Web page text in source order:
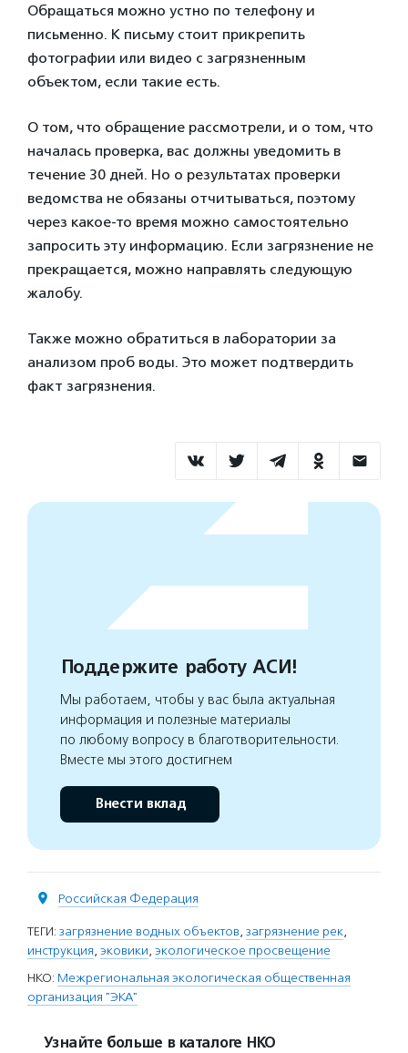
Обращаться можно устно по телефону и
письменно. К письму стоит прикрепить
фотографии или видео с загрязненным
объектом, если такие есть.
О том, что обращение рассмотрели, и о том, что
началась проверка, вас должны уведомить в
течение 30 дней. Но о результатах проверки
ведомства не обязаны отчитываться, поэтому
через какое-то время можно самостоятельно
запросить эту информацию. Если загрязнение не
прекращается, можно направлять следующую
жалобу.
Также можно обратиться в лаборатории за
анализом проб воды. Это может подтвердить
факт загрязнения.
Поддержите работу АСИ!
Мы работаем, чтобы у вас была актуальная
информация и полезные материалы
по любому вопросу в благотворительности.
Вместе мы этого достигнем
Внести вклад
Российская Федерация
ТЕГИ: загрязнение водных объектов, загрязнение рек,
инструкция, эковики, экологическое просвещение
НКО: Межрегиональная экологическая общественная
организация "ЭКА"
Узнайте больше в каталоге НКО